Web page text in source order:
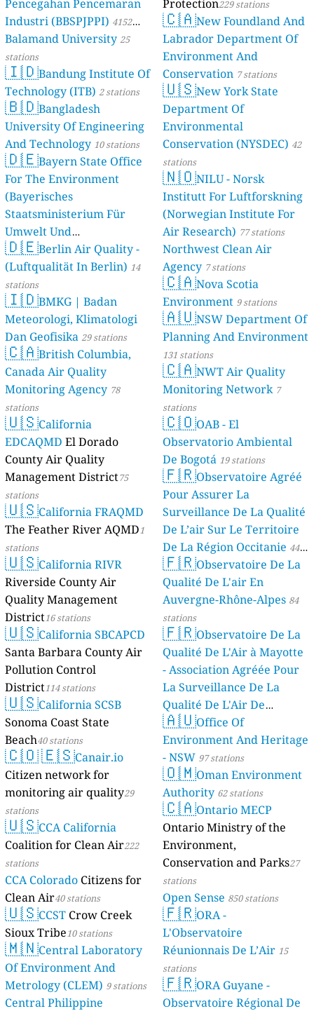
Pencegahan Pencemaran
Industri (BBSPJPPI) 4152
stations
Balamand University25
stations
🇮🇩Bandung Institute Of
Technology (ITB) 2 stations
🇧🇩Bangladesh
University Of Engineering
And Technology 10 stations
🇩🇪Bayern State Office
For The Environment
(Bayerisches
Staatsministerium Für
Umwelt Und
Verbraucherschutz) - LfU
46 stations
🇩🇪Berlin Air Quality -
(Luftqualität In Berlin) 14
stations
🇮🇩BMKG | Badan
Meteorologi, Klimatologi
Dan Geofisika 29 stations
🇨🇦British Columbia,
Canada Air Quality
Monitoring Agency 78
stations
🇺🇸California
EDCAQMD El Dorado
County Air Quality
Management District75
stations
🇺🇸California FRAQMD
The Feather River AQMD1
stations
🇺🇸California RIVR
Riverside County Air
Quality Management
District16 stations
🇺🇸California SBCAPCD
Santa Barbara County Air
Pollution Control
District114 stations
🇺🇸California SCSB
Sonoma Coast State
Beach40 stations
🇨🇴🇪🇸Canair.io
Citizen network for
monitoring air quality29
stations
🇺🇸CCA California
Coalition for Clean Air222
stations
CCA Colorado Citizens for
Clean Air40 stations
🇺🇸CCST Crow Creek
Sioux Tribe10 stations
🇲🇳Central Laboratory
Of Environment And
Metrology (CLEM) 9 stations
Central Philippine
Protection229 stations
🇨🇦New Foundland And
Labrador Department Of
Environment And
Conservation 7 stations
🇺🇸New York State
Department Of
Environmental
Conservation (NYSDEC) 42
stations
🇳🇴NILU - Norsk
Institutt For Luftforskning
(Norwegian Institute For
Air Research) 77 stations
Northwest Clean Air
Agency 7 stations
🇨🇦Nova Scotia
Environment 9 stations
🇦🇺NSW Department Of
Planning And Environment
131 stations
🇨🇦NWT Air Quality
Monitoring Network 7
stations
🇨🇴OAB - El
Observatorio Ambiental
De Bogotá 19 stations
🇫🇷Observatoire Agréé
Pour Assurer La
Surveillance De La Qualité
De L’air Sur Le Territoire
De La Région Occitanie 44
stations
🇫🇷Observatoire De La
Qualité De L'air En
Auvergne-Rhône-Alpes 84
stations
🇫🇷Observatoire De La
Qualité De L'Air à Mayotte
- Association Agréée Pour
La Surveillance De La
Qualité De L'Air De
Mayotte 4 stations
🇦🇺Office Of
Environment And Heritage
- NSW 97 stations
🇴🇲Oman Environment
Authority 62 stations
🇨🇦Ontario MECP
Ontario Ministry of the
Environment,
Conservation and Parks27
stations
Open Sense 850 stations
🇫🇷ORA -
L'Observatoire
Réunionnais De L’Air 15
stations
🇫🇷ORA Guyane -
Observatoire Régional De